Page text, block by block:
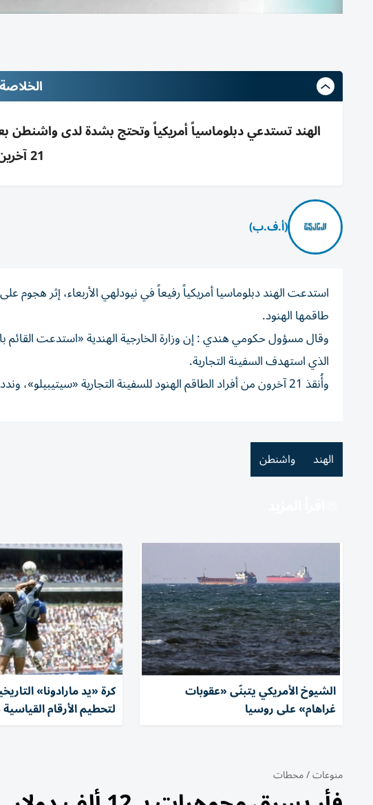
الخلاصة
الهند تستدعي دبلوماسياً أمريكياً وتحتج بشدة لدى واشنطن
21 آخرين
(أ.ف.ب)
استدعت الهند دبلوماسيا أمريكياً رفيعاً في نيودلهي الأربعاء، إثر
طاقمها الهنود.
وقال مسؤول حكومي هندي : إن وزارة الخارجية الهندية «استدعت القائم
الذي استهدف السفينة التجارية.
وأُنقذ 21 آخرون من أفراد الطاقم الهنود للسفينة التجارية «سيتيبيلو»، ونددت وزارة الخارجية الهندية في بيان بالهجوم.
الهند واشنطن
الشيوخ الأمريكي يتبنّى «عقوبات
غراهام» على روسيا
كرة «يد مارادونا»
لتحطيم الأرقام
منوعات/محطات